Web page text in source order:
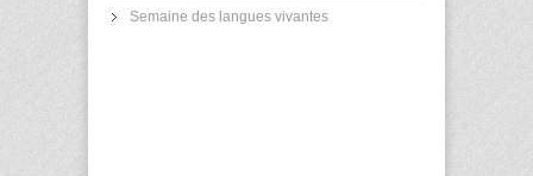
Semaine des langues vivantes